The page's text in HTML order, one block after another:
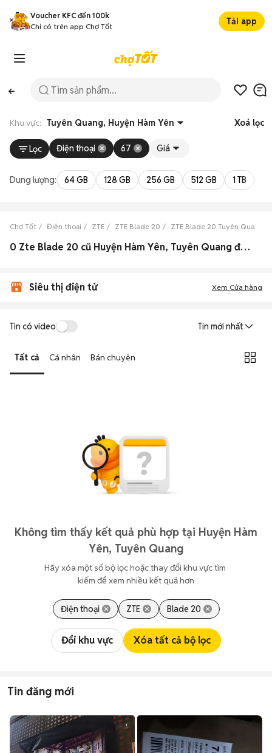
Voucher KFC đến 100k
Chỉ có trên app Chợ Tốt
Tải app
Khu vực: Tuyên Quang, Huyện Hàm Yên Xoá lọc
Lọc Điện thoại 67 Giá
Dung lượng: 64 GB 128 GB 256 GB 512 GB 1 TB
Chợ Tốt Điện thoại ZTE ZTE Blade 20 ZTE Blade 20 Tuyên Quang
0 Zte Blade 20 cũ Huyện Hàm Yên, Tuyên Quang đẹp
Siêu thị điện tử Xem Cửa hàng
Tin có video Tin mới nhất
Tất cả Cá nhân Bán chuyên
Không tìm thấy kết quả phù hợp tại Huyện Hàm
Yên, Tuyên Quang
Hãy xóa một số bộ lọc hoặc thay đổi khu vực tìm
kiếm để xem nhiều kết quả hơn
Điện thoại ZTE Blade 20
Đổi khu vực Xóa tất cả bộ lọc
Tin đăng mới